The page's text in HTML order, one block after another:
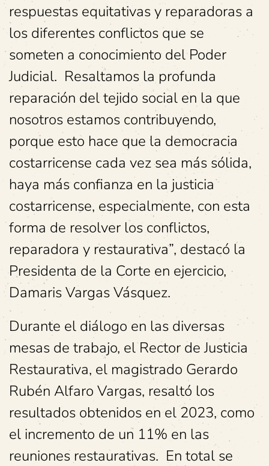
respuestas equitativas y reparadoras a
los diferentes conflictos que se
someten a conocimiento del Poder
Judicial. Resaltamos la profunda
reparación del tejido social en la que
nosotros estamos contribuyendo,
porque esto hace que la democracia
costarricense cada vez sea más sólida,
haya más confianza en la justicia
costarricense, especialmente, con esta
forma de resolver los conflictos,
reparadora y restaurativa”, destacó la
Presidenta de la Corte en ejercicio,
Damaris Vargas Vásquez.
Durante el diálogo en las diversas
mesas de trabajo, el Rector de Justicia
Restaurativa, el magistrado Gerardo
Rubén Alfaro Vargas, resaltó los
resultados obtenidos en el 2023, como
el incremento de un 11% en las
reuniones restaurativas. En total se